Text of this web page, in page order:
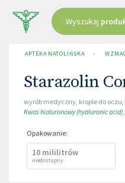
Wyszukaj
APTEKA NATOLIŃSKA ›
Starazolin
wyrób medyczny, krople do oczu,
Kwas hialuronowy (hyaluronic acid),
Opakowanie:
10 mililitrów
niedostępny